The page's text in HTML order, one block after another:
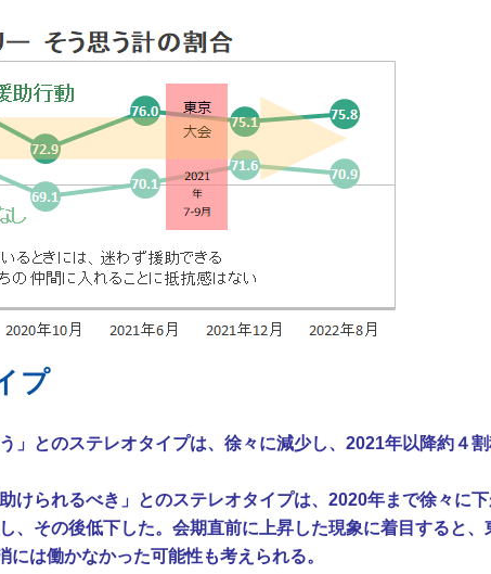
プ
」とのステレオタイプは、徐々に減少し、2021年以降約４
けられるべき」とのステレオタイプは、2020年まで徐々に
、その後低下した。会期直前に上昇した現象に着目すると、
は働かなかった可能性も考えられる。